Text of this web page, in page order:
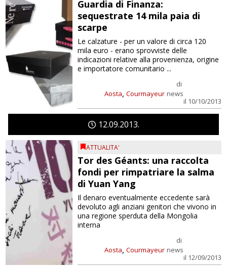
Guardia di Finanza:
sequestrate 14 mila paia di
scarpe
Aosta, Courmayeur
di
news
il 10/10/2013
Le calzature - per un valore di circa 120
mila euro - erano sprovviste delle
indicazioni relative alla provenienza, origine
e importatore comunitario ...
1209 2013
ATTUALITA'
Tor des Géants: una raccolta
fondi per rimpatriare la salma
di Yuan Yang
Aosta, Courmayeur
di
news
il 12/09/2013
Il denaro eventualmente eccedente sarà
devoluto agli anziani genitori che vivono in
una regione sperduta della Mongolia
interna